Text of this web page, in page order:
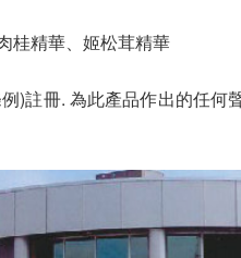
桂精華、姬松茸精華
)註冊. 為此產品作出的任